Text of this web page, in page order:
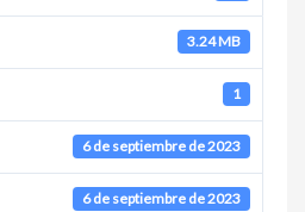
3.24 MB
1
6 de septiembre de 2023
6 de septiembre de 2023